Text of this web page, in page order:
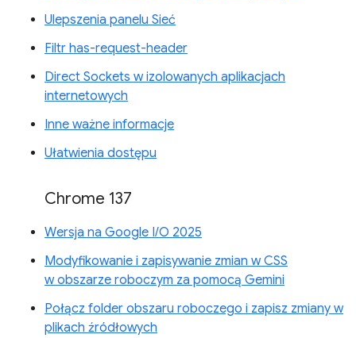
Ulepszenia panelu Sieć
Filtr has-request-header
Direct Sockets w izolowanych aplikacjach
internetowych
Inne ważne informacje
Ułatwienia dostępu
Chrome 137
Wersja na Google I/O 2025
Modyfikowanie i zapisywanie zmian w CSS
w obszarze roboczym za pomocą Gemini
Połącz folder obszaru roboczego i zapisz zmiany w
plikach źródłowych